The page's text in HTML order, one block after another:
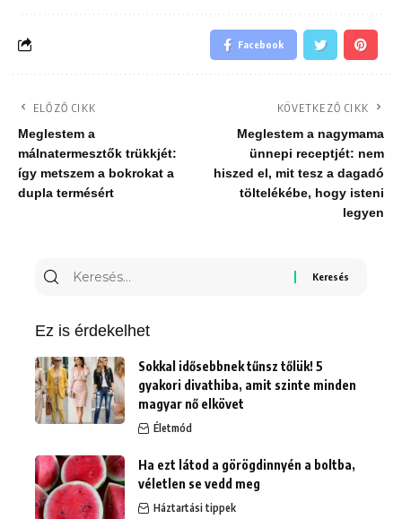
Facebook
ELŐZŐ CIKK
Meglestem a
málnatermesztők trükkjét:
így metszem a bokrokat a
dupla termésért
KÖVETKEZŐ CIKK
Meglestem a nagymama
ünnepi receptjét: nem
hiszed el, mit tesz a dagadó
töltelékébe, hogy isteni
legyen
Keresés
Ez is érdekelhet
Sokkal idősebbnek tűnsz tőlük! 5
gyakori divathiba, amit szinte minden
magyar nő elkövet
Életmód
Ha ezt látod a görögdinnyén a boltba,
véletlen se vedd meg
Háztartási tippek